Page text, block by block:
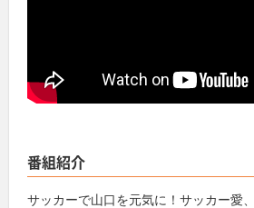
番組紹介
サッカーで山口を元気に！サッカー愛